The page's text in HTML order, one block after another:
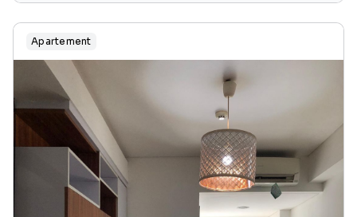
Apartement